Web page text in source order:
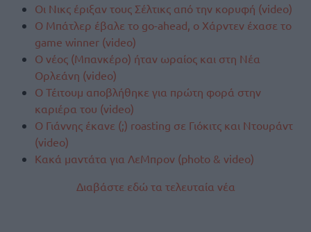
Οι Νικς έριξαν τους Σέλτικς από την κορυφή (video)
Ο Μπάτλερ έβαλε το go-ahead, ο Χάρντεν έχασε το
game winner (video)
Ο νέος (Μπανκέρο) ήταν ωραίος και στη Νέα
Ορλεάνη (video)
Ο Τέιτουμ αποβλήθηκε για πρώτη φορά στην
καριέρα του (video)
Ο Γιάννης έκανε (;) roasting σε Γιόκιτς και Ντουράντ
(video)
Κακά μαντάτα για ΛεΜπρον (photo & video)
Διαβάστε εδώ τα τελευταία νέα